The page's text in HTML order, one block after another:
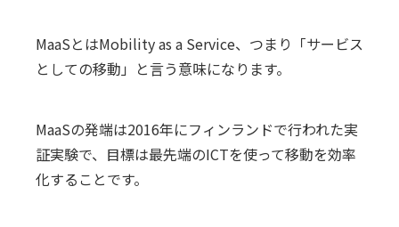
MaaSとはMobility as a Service、つまり「サービス
としての移動」と言う意味になります。
MaaSの発端は2016年にフィンランドで行われた実
証実験で、目標は最先端のICTを使って移動を効率
化することです。